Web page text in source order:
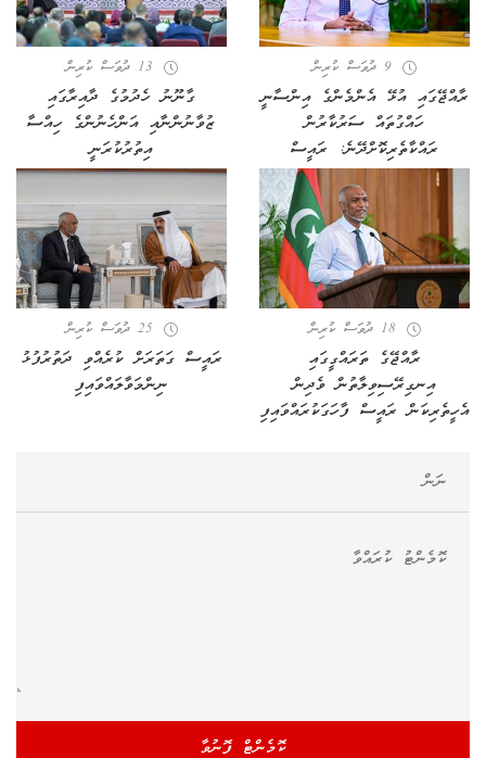
9 ދުވަސް ކުރިން
ރާއްޖޭގައި އުޅޭ އެންމެންގެ އިންސާނީ
ހައްގުތައް ސަރުކާރުން
ރައްކާތެރިކޮށްދޭނެ: ރައީސް
13 ދުވަސް ކުރިން
ގާނޫނު ހެދުމުގެ ދާއިރާގައި
ޒުވާނުންނާއި އަންހެނުންގެ ހިއްސާ
އިތުރުކުރަނީ
18 ދުވަސް ކުރިން
ރާއްޖޭގެ ތަރައްގީގައި
އިނގިރޭސިވިލާތުން ވެދިން
އެހީތެރިކަން ރައީސް ފާހަގަކުރައްވައިފި
25 ދުވަސް ކުރިން
ރައީސް ގަތަރަށް ކުރެއްވި ދަތުރުފުޅު
ނިންމަވާލައްވައިފި